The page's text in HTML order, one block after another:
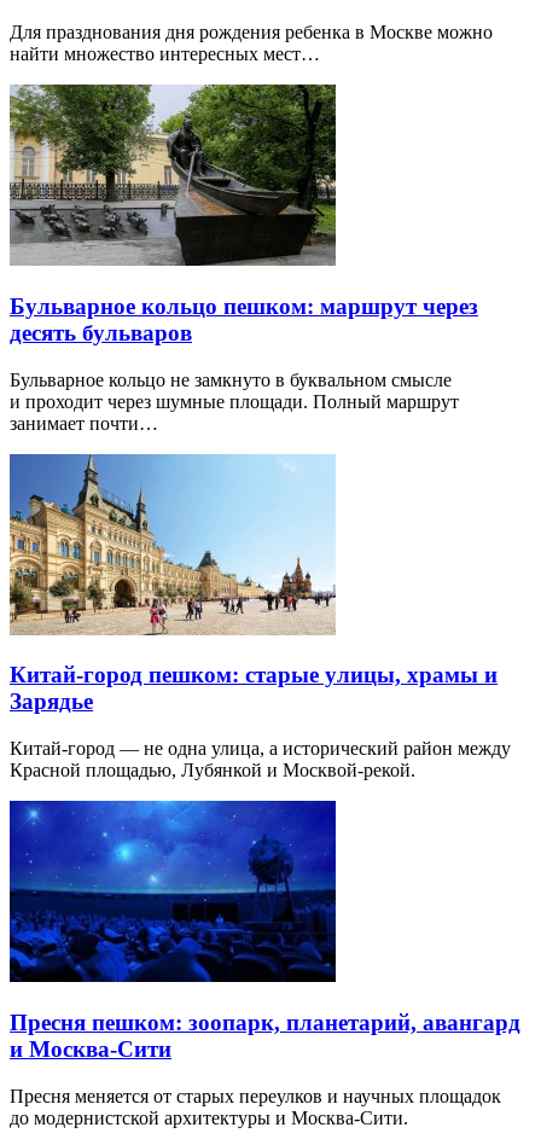
Для празднования дня рождения ребенка в Москве можно
найти множество интересных мест…
Бульварное кольцо пешком: маршрут через
десять бульваров
Бульварное кольцо не замкнуто в буквальном смысле
и проходит через шумные площади. Полный маршрут
занимает почти…
Китай-город пешком: старые улицы, храмы и
Зарядье
Китай-город — не одна улица, а исторический район между
Красной площадью, Лубянкой и Москвой-рекой.
Пресня пешком: зоопарк, планетарий, авангард
и Москва-Сити
Пресня меняется от старых переулков и научных площадок
до модернистской архитектуры и Москва-Сити.